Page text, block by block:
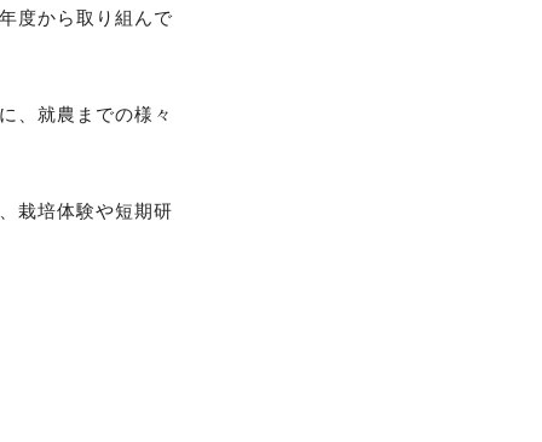
度から取り組んで
、就農までの様々
栽培体験や短期研